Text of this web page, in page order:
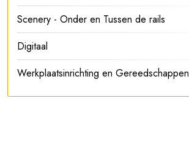
Scenery - Onder en Tussen de rails
Digitaal
Werkplaatsinrichting en Gereedschappen